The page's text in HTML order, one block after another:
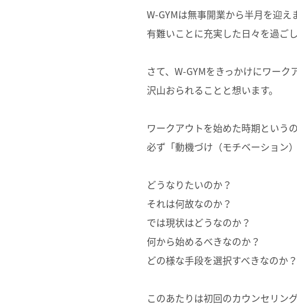
W-GYMは無事開業から半月を迎え
有難いことに充実した日々を過ごし
さて、W-GYMをきっかけにワーク
沢山おられることと想います。
ワークアウトを始めた時期というの
必ず「動機づけ（モチベーション
どうなりたいのか？
それは何故なのか？
では現状はどうなのか？
何から始めるべきなのか？
どの様な手段を選択すべきなのか？
このあたりは初回のカウンセリン